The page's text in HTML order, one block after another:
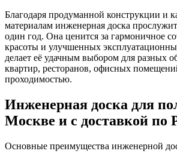
Благодаря продуманной конструкции и
материалам инженерная доска
один год. Она ценится за гармоничное
красоты и улучшенных
делает её удачным выбором для разных
квартир, ресторанов, офисных
проходимостью.
Инженерная доска для
Москве и с доставкой по
Основные преимущества инженерной